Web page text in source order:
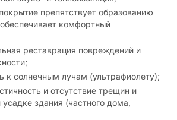
препятствует образованию
комфортный
реставрация повреждений и
к солнечным лучам (ультрафиолету);
и отсутствие трещин и
здания (частного дома,